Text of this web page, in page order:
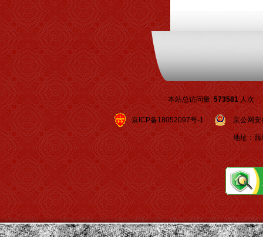
本站总访问量:573581人次
京ICP备18052097号-1 京公网安
地址：